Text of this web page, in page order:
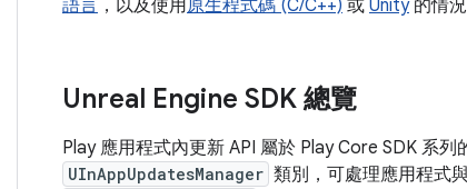
語言 ，以及使用原生程式碼 (C/C++) 或 Unity的情
Unreal Engine SDK 總覽
Play 應用程式內更新 API 屬於 Play Core SDK 系列
UInAppUpdatesManager 類別，可處理應用程式